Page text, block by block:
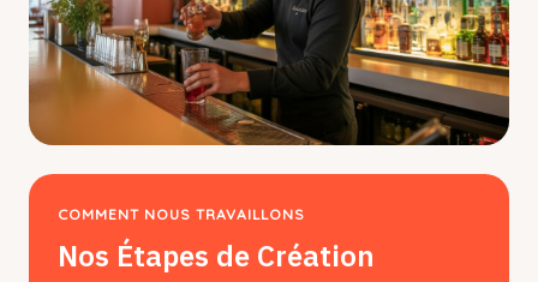
COMMENT NOUS TRAVAILLONS
Nos Étapes de Création